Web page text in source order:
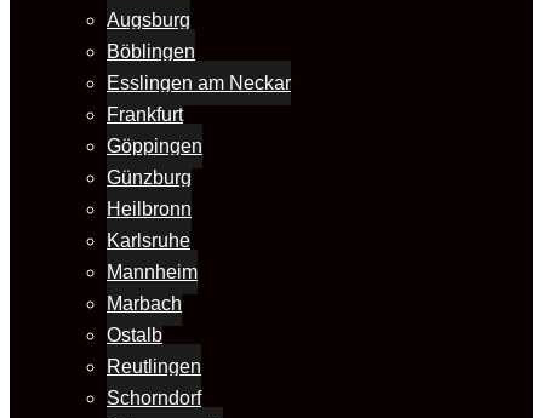
Augsburg
Böblingen
Esslingen am Neckar
Frankfurt
Göppingen
Günzburg
Heilbronn
Karlsruhe
Mannheim
Marbach
Ostalb
Reutlingen
Schorndorf